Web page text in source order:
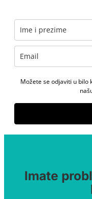
Možete se odjaviti u bilo
Imate